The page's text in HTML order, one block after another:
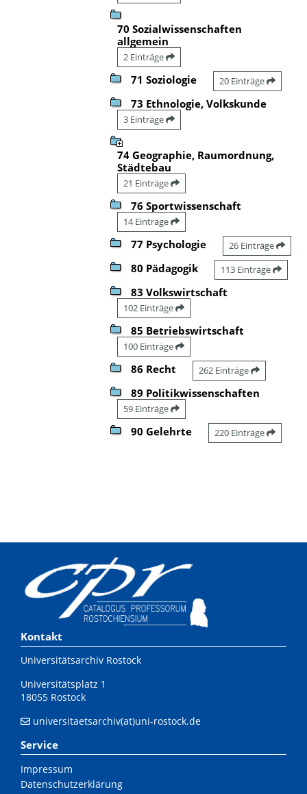
70 Sozialwissenschaften
allgemein
2 Einträge
71 Soziologie 20 Einträge
73 Ethnologie, Volkskunde
3 Einträge
74 Geographie, Raumordnung,
Städtebau
21 Einträge
76 Sportwissenschaft
14 Einträge
77 Psychologie 26 Einträge
80 Pädagogik 113 Einträge
83 Volkswirtschaft
102 Einträge
85 Betriebswirtschaft
100 Einträge
86 Recht 262 Einträge
89 Politikwissenschaften
59 Einträge
90 Gelehrte 220 Einträge
Kontakt
Universitätsarchiv Rostock
Universitätsplatz 1
18055 Rostock
universitaetsarchiv(at)uni-rostock.de
Service
Impressum
Datenschutzerklärung